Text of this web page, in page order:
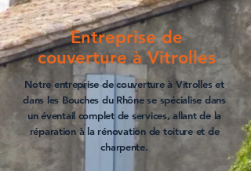
Entreprise de
couverture à Vitrolles
Notre entreprise de couverture à Vitrolleset
dans les Bouches du Rhônese spécialise dans
un éventail complet de services, allant de la
réparationà la rénovation de toitureet de
charpente.